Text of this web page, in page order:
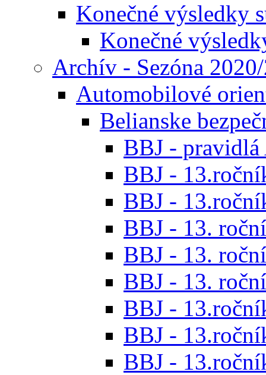
Konečné výsledky
Konečné
Archív - Sezóna
Automobilové
Belianske
BBJ - pravidlá
BBJ -
BBJ -
BBJ - 13.
BBJ - 13.
BBJ - 13.
BBJ -
BBJ -
BBJ -